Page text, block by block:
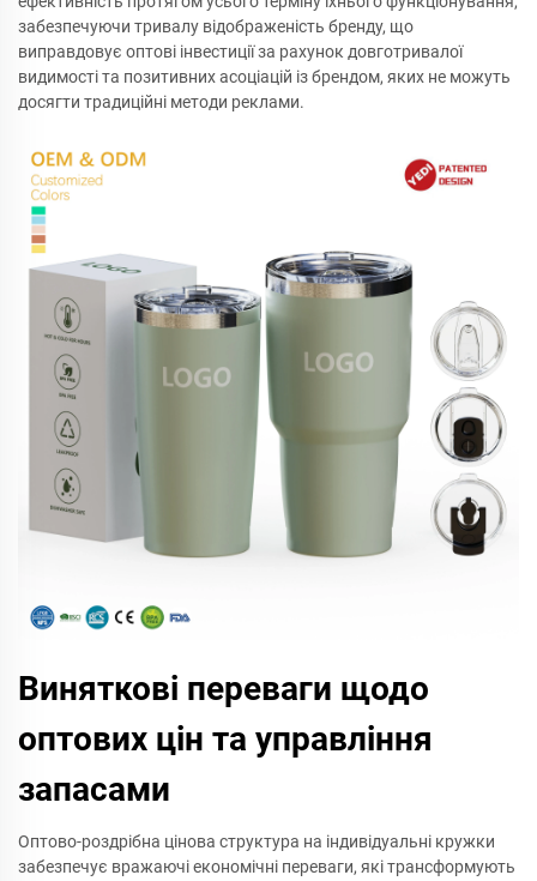
забезпечуючи тривалу відображеність бренду, що
виправдовує оптові інвестиції за рахунок довготривалої
видимості та позитивних асоціацій із брендом, яких не можуть
досягти традиційні методи реклами.
Виняткові переваги щодо
оптових цін та управління
запасами
Оптово-роздрібна цінова структура на індивідуальні кружки
забезпечує вражаючі економічні переваги, які трансформують